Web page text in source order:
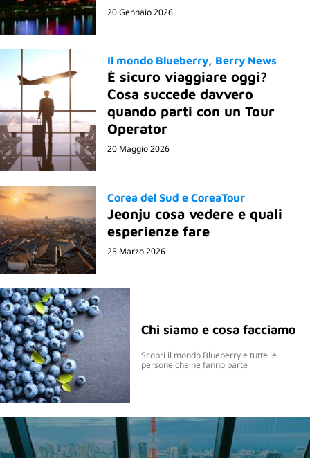
20 Gennaio 2026
Il mondo Blueberry Berry News
È sicuro viaggiare oggi?
Cosa succede davvero
quando parti con un Tour
Operator
20 Maggio 2026
Corea del Sud e CoreaTour
Jeonju cosa vedere e quali
esperienze fare
25 Marzo 2026
Chi siamo e cosa facciamo
Scopri il mondo Blueberry e tutte le
persone che ne fanno parte